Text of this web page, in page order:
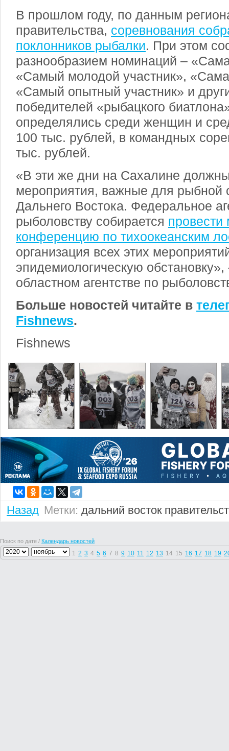
В прошлом году, по данным
правительства, соревнования
поклонников рыбалки. При этом
разнообразием номинаций –
«Самый молодой участник»,
«Самый опытный участник» и
победителей «рыбацкого
определялись среди женщин и
100 тыс. рублей, в командных
тыс. рублей.
«В эти же дни на Сахалине
мероприятия, важные для рыбной
Дальнего Востока. Федеральное
рыболовству собирается
конференцию по тихоокеанским
организация всех этих
эпидемиологическую обстановку»,
областном агентстве по
Больше новостей читайте в
Fishnews.
Fishnews
Назад Метки: дальний восток
Поиск по дате / Календарь новостей
1 2 3 4 5 6 7 8 9 10 11 12 13 14 15 16 17 18 19